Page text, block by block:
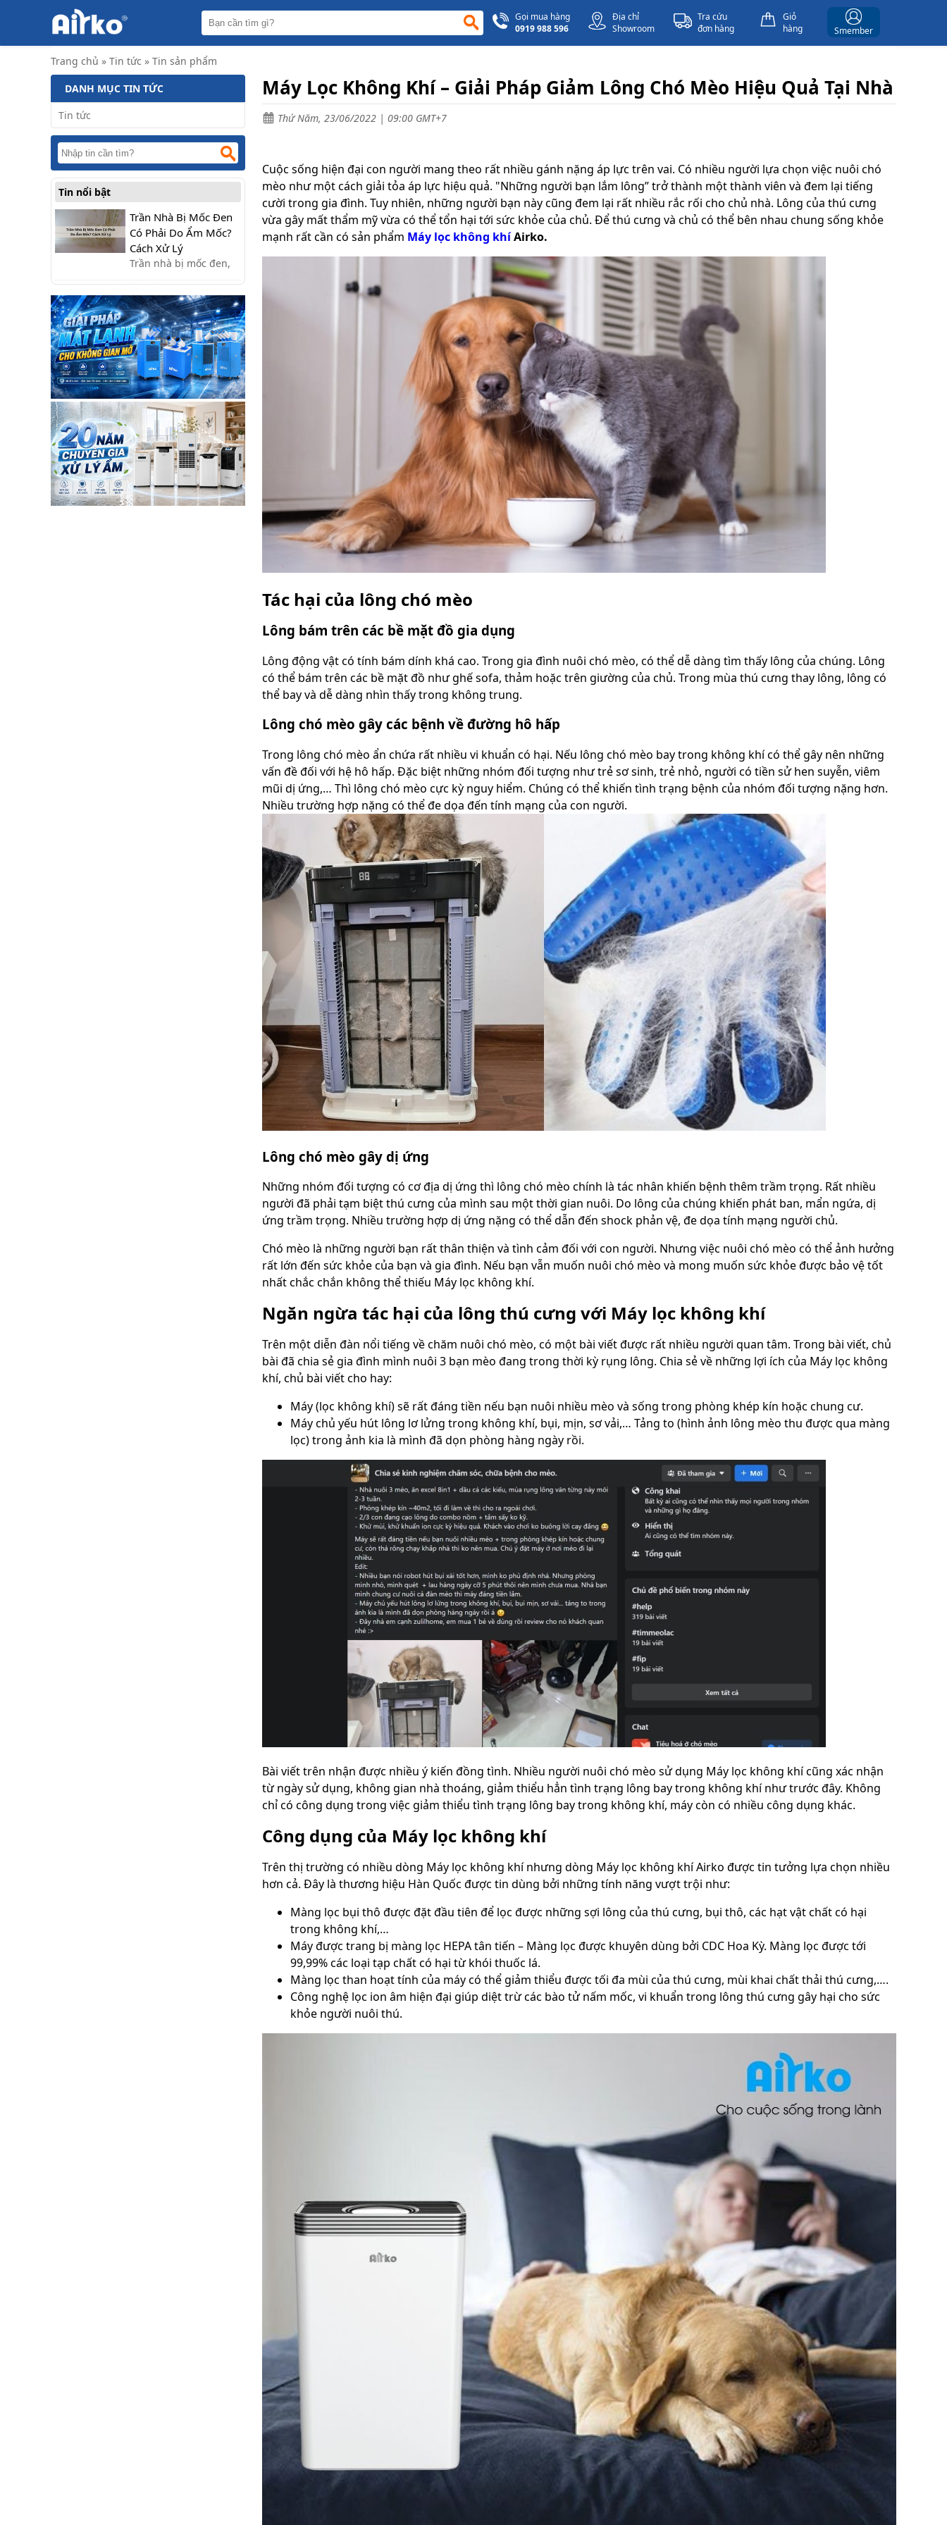
Gọi mua hàng
0919 988 596
Địa chỉ
Showroom
Tra cứu
đơn hàng
Giỏ
hàng
Smember
Trang chủ » Tin tức » Tin sản phẩm
Máy Lọc Không Khí – Giải Pháp Giảm Lông Chó Mèo Hiệu Quả Tại Nhà
Thứ Năm, 23/06/2022 | 09:00 GMT+7
Cuộc sống hiện đại con người mang theo rất nhiều gánh nặng áp lực trên vai. Có nhiều người lựa chọn việc nuôi chó
mèo như một cách giải tỏa áp lực hiệu quả. "Những người bạn lắm lông” trở thành một thành viên và đem lại tiếng
cười trong gia đình. Tuy nhiên, những người bạn này cũng đem lại rất nhiều rắc rối cho chủ nhà. Lông của thú cưng
vừa gây mất thẩm mỹ vừa có thể tổn hại tới sức khỏe của chủ. Để thú cưng và chủ có thể bên nhau chung sống khỏe
mạnh rất cần có sản phẩm Máy lọc không khíAirko.
Tác hại của lông chó mèo
Lông bám trên các bề mặt đồ gia dụng
Lông động vật có tính bám dính khá cao. Trong gia đình nuôi chó mèo, có thể dễ dàng tìm thấy lông của chúng. Lông
có thể bám trên các bề mặt đồ như ghế sofa, thảm hoặc trên giường của chủ. Trong mùa thú cưng thay lông, lông có
thể bay và dễ dàng nhìn thấy trong không trung.
Lông chó mèo gây các bệnh về đường hô hấp
Trong lông chó mèo ẩn chứa rất nhiều vi khuẩn có hại. Nếu lông chó mèo bay trong không khí có thể gây nên những
vấn đề đối với hệ hô hấp. Đặc biệt những nhóm đối tượng như trẻ sơ sinh, trẻ nhỏ, người có tiền sử hen suyễn, viêm
mũi dị ứng,… Thì lông chó mèo cực kỳ nguy hiểm. Chúng có thể khiến tình trạng bệnh của nhóm đối tượng nặng hơn.
Nhiều trường hợp nặng có thể đe dọa đến tính mạng của con người.
Lông chó mèo gây dị ứng
Những nhóm đối tượng có cơ địa dị ứng thì lông chó mèo chính là tác nhân khiến bệnh thêm trầm trọng. Rất nhiều
người đã phải tạm biệt thú cưng của mình sau một thời gian nuôi. Do lông của chúng khiến phát ban, mẩn ngứa, dị
ứng trầm trọng. Nhiều trường hợp dị ứng nặng có thể dẫn đến shock phản vệ, đe dọa tính mạng người chủ.
Chó mèo là những người bạn rất thân thiện và tình cảm đối với con người. Nhưng việc nuôi chó mèo có thể ảnh hưởng
rất lớn đến sức khỏe của bạn và gia đình. Nếu bạn vẫn muốn nuôi chó mèo và mong muốn sức khỏe được bảo vệ tốt
nhất chắc chắn không thể thiếu Máy lọc không khí.
Ngăn ngừa tác hại của lông thú cưng với Máy lọc không khí
Trên một diễn đàn nổi tiếng về chăm nuôi chó mèo, có một bài viết được rất nhiều người quan tâm. Trong bài viết, chủ
bài đã chia sẻ gia đình mình nuôi 3 bạn mèo đang trong thời kỳ rụng lông. Chia sẻ về những lợi ích của Máy lọc không
khí, chủ bài viết cho hay:
Máy (lọc không khí) sẽ rất đáng tiền nếu bạn nuôi nhiều mèo và sống trong phòng khép kín hoặc chung cư.
Máy chủ yếu hút lông lơ lửng trong không khí, bụi, mịn, sơ vải,… Tảng to (hình ảnh lông mèo thu được qua màng
lọc) trong ảnh kia là mình đã dọn phòng hàng ngày rồi.
Bài viết trên nhận được nhiều ý kiến đồng tình. Nhiều người nuôi chó mèo sử dụng Máy lọc không khí cũng xác nhận
từ ngày sử dụng, không gian nhà thoáng, giảm thiểu hẳn tình trạng lông bay trong không khí như trước đây. Không
chỉ có công dụng trong việc giảm thiểu tình trạng lông bay trong không khí, máy còn có nhiều công dụng khác.
Công dụng của Máy lọc không khí
Trên thị trường có nhiều dòng Máy lọc không khí nhưng dòng Máy lọc không khí Airko được tin tưởng lựa chọn nhiều
hơn cả. Đây là thương hiệu Hàn Quốc được tin dùng bởi những tính năng vượt trội như:
Màng lọc bụi thô được đặt đầu tiên để lọc được những sợi lông của thú cưng, bụi thô, các hạt vật chất có hại
trong không khí,…
Máy được trang bị màng lọc HEPA tân tiến – Màng lọc được khuyên dùng bởi CDC Hoa Kỳ. Màng lọc được tới
99,99% các loại tạp chất có hại từ khói thuốc lá.
Màng lọc than hoạt tính của máy có thể giảm thiểu được tối đa mùi của thú cưng, mùi khai chất thải thú cưng,….
Công nghệ lọc ion âm hiện đại giúp diệt trừ các bào tử nấm mốc, vi khuẩn trong lông thú cưng gây hại cho sức
khỏe người nuôi thú.
DANH MỤC TIN TỨC
Tin tức
Tin nổi bật
Trần Nhà Bị Mốc Đen
Có Phải Do Ẩm Mốc?
Cách Xử Lý
Trần nhà bị mốc đen,
loang lổ gây mất thẩm
mỹ? Đừng bỏ qua
nguyên nhân và các
cách xử lý đơn giản,
hiệu quả ngay tại nhà
mà bài viết dưới đây sẽ
cập nhật nhé.